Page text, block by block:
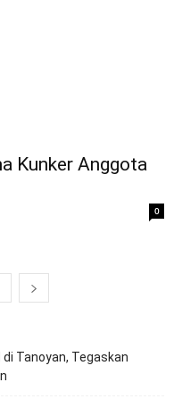
Kunker Anggota
0
di Tanoyan, Tegaskan